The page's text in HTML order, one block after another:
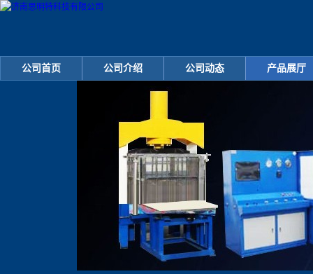
公司首页 公司介绍 公司动态 产品展厅